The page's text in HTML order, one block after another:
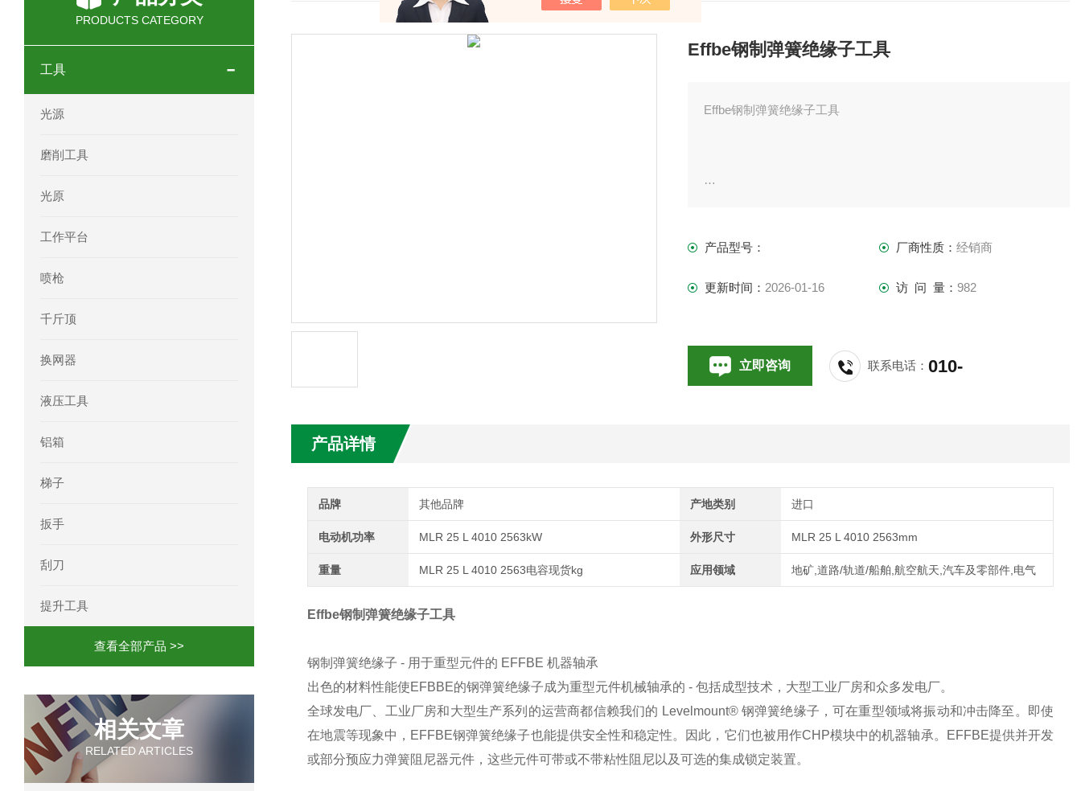
OEMER三相同步电机MTES 160MA/2参数及应用
OEMER电机QLS 180M环保农业领域应用
AC-MOTOREN电机FCPA 71B-2参数介绍
PRODUCTS CATEGORY
工具
光源
磨削工具
光原
工作平台
喷枪
千斤顶
换网器
液压工具
铝箱
梯子
扳手
刮刀
提升工具
查看全部产品 >>
相关文章
RELATED ARTICLES
Effbe钢制弹簧绝缘子工具
Effbe钢制弹簧绝缘子工具
出色的材料性能使EFBBE的钢弹簧绝缘子成为重型元件机械轴承
Levelmount® 钢弹簧绝缘子，可在重型领域将振动和冲击降至。
即使在地震等现象中，EFFBE钢弹簧绝缘子也能提供安全性和稳
定性。因
产品型号： 厂商性质： 经销商
更新时间： 2026-01-16 访 问 量： 982
立即咨询 联系电话：010-
产品详情
品牌 其他品牌 产地类别 进口
电动机功率 MLR 25 L 4010 2563kW 外形尺寸 MLR 25 L 4010 2563mm
重量 MLR 25 L 4010 2563电容现货kg 应用领域 地矿,道路/轨道/船舶,航空航天,汽车及零部件,电气
Effbe钢制弹簧绝缘子工具
钢制弹簧绝缘子 - 用于重型元件的 EFFBE 机器轴承
出色的材料性能使EFBBE的钢弹簧绝缘子成为重型元件机械轴承的 - 包括成型技术，大型工业厂房和众多发电厂。
全球发电厂、工业厂房和大型生产系列的运营商都信赖我们的 Levelmount® 钢弹簧绝缘子，可在重型领域将振动和冲击降至。即使
在地震等现象中，EFFBE钢弹簧绝缘子也能提供安全性和稳定性。因此，它们也被用作CHP模块中的机器轴承。EFFBE提供并开发
或部分预应力弹簧阻尼器元件，这些元件可带或不带粘性阻尼以及可选的集成锁定装置。